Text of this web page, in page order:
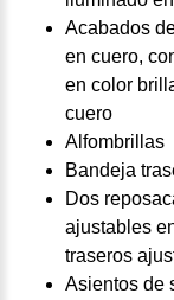
Acabados
en cuero,
en color
cuero
Alfombrillas
Bandeja
Dos
ajustables
traseros
Asientos de